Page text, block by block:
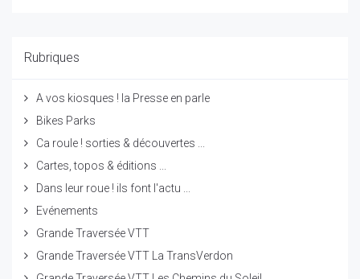
Rubriques
A vos kiosques ! la Presse en parle
Bikes Parks
Ca roule ! sorties & découvertes ...
Cartes, topos & éditions ...
Dans leur roue ! ils font l'actu ...
Evénements
Grande Traversée VTT
Grande Traversée VTT La TransVerdon